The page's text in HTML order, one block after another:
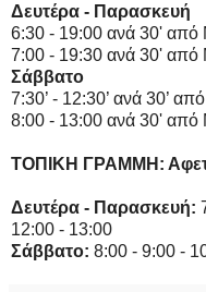
Δευτέρα - Παρασκευή
6:30 - 19:00 ανά 30' από
7:00 - 19:30 ανά 30'
Σάββατο
7:30’ - 12:30’ ανά 30’
8:00 - 13:00 ανά 30'
ΤΟΠΙΚΗ ΓΡΑΜΜΗ:
Δευτέρα - Παρασκευή:
12:00 - 13:00
Σάββατο: 8:00 - 9:00 -